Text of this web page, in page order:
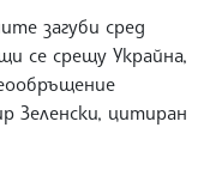
загуби сред
се срещу Украйна,
Зеленски, цитиран